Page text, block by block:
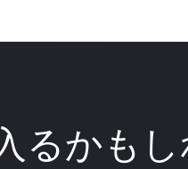
るかも